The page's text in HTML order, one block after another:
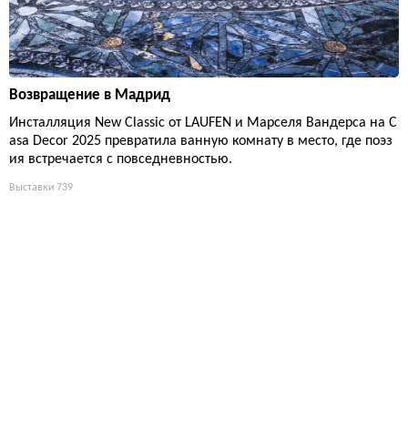
Возвращение в Мадрид
Инсталляция New Classic от LAUFEN и Марселя Вандерса на C
asa Decor 2025 превратила ванную комнату в место, где поэз
ия встречается с повседневностью.
Выставки 739